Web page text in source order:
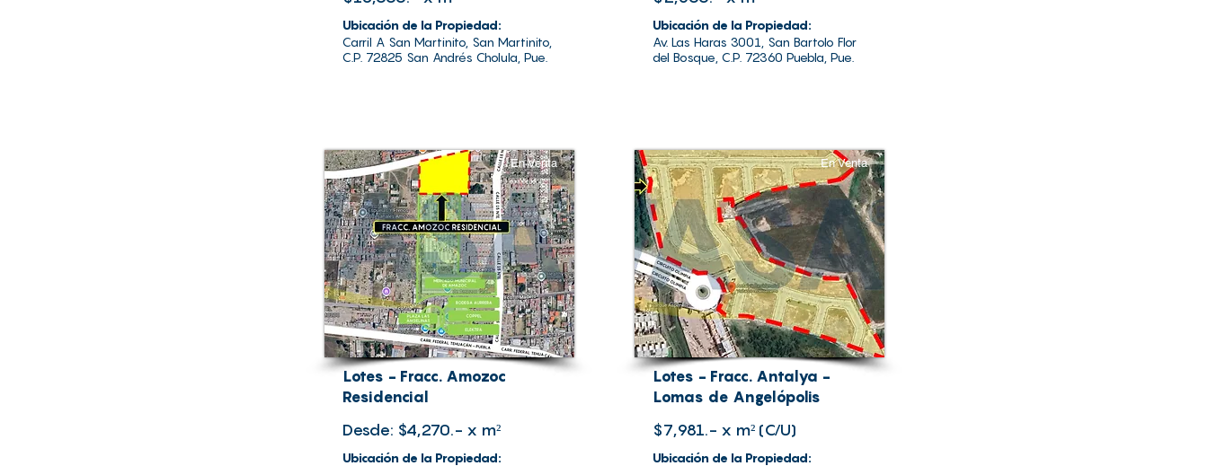
Ubicación de la Propiedad:
Carril A San Martinito, San Martinito,
C.P. 72825 San Andrés Cholula, Pue.
En Venta
Lotes - Fracc. Amozoc
Residencial
Desde: $4,270.- x m²
Ubicación de la Propiedad:
Ubicación de la Propiedad:
Av. Las Haras 3001, San Bartolo Flor
del Bosque, C.P. 72360 Puebla, Pue.
En Venta
Lotes - Fracc. Antalya -
Lomas de Angelópolis
$7,981.- x m² (C/U)
Ubicación de la Propiedad: